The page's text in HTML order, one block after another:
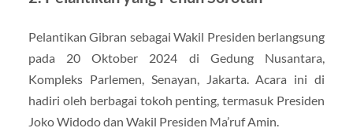
Pelantikan Gibran sebagai Wakil Presiden berlangsung
pada 20 Oktober 2024 di Gedung Nusantara,
Kompleks Parlemen, Senayan, Jakarta. Acara ini di
hadiri oleh berbagai tokoh penting, termasuk Presiden
Joko Widodo dan Wakil Presiden Ma’ruf Amin.